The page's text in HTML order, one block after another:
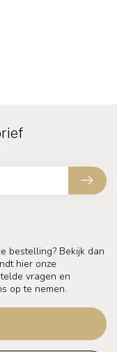
bestelling? Bekijk dan
hier onze
vragen en
op te nemen.